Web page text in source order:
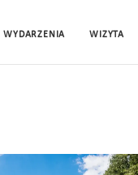
WYDARZENIA WIZYTA